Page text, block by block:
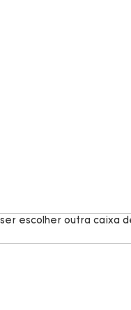
escolher outra caixa